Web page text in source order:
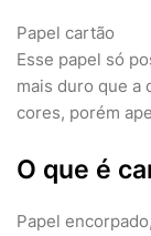
Papel cartão
Esse papel só
mais duro que a
cores, porém
O que é
Papel